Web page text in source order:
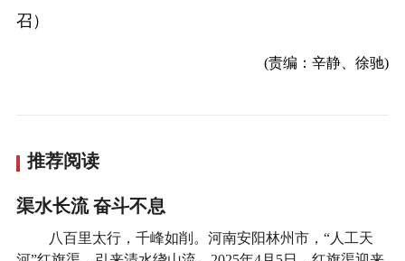
召）
(责编：辛静、徐驰)
推荐阅读
渠水长流 奋斗不息
八百里太行，千峰如削。河南安阳林州市，“人工天